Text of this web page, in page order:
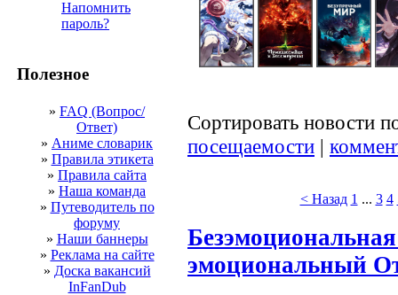
Напомнить
пароль?
Полезное
» FAQ (Вопрос/
Ответ)
» Аниме словарик
» Правила этикета
» Правила сайта
» Наша команда
» Путеводитель по
форуму
» Наши баннеры
» Реклама на сайте
» Доска вакансий
InFanDub
Сортировать новости
посещаемости |
< Назад 1 ... 3 4
эмоциональный